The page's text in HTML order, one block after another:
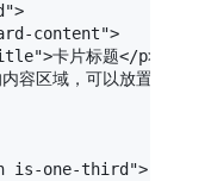
>
content">
>卡片标题</p>
容区域，可以放置图片、
is-one-third">